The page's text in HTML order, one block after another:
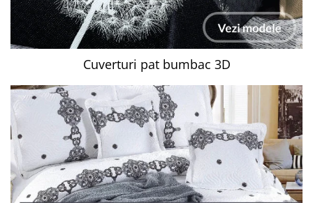
Cuverturi pat bumbac 3D